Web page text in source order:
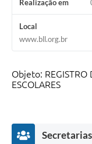
Realização em
Local
www.bll.org.br
Objeto: REGISTRO
ESCOLARES